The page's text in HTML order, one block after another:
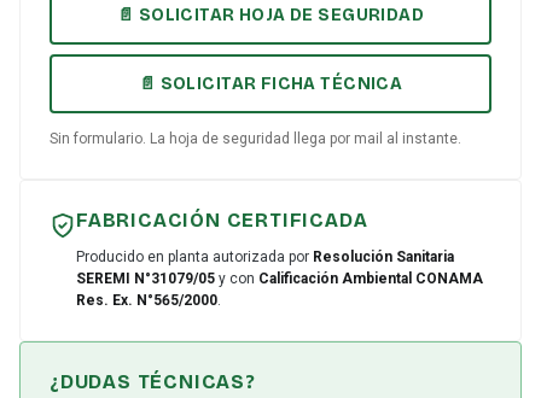
📄 SOLICITAR HOJA DE SEGURIDAD
📄 SOLICITAR FICHA TÉCNICA
Sin formulario. La hoja de seguridad llega por mail al instante.
FABRICACIÓN CERTIFICADA
Producido en planta autorizada por Resolución Sanitaria
SEREMI N°31079/05 y con Calificación Ambiental CONAMA
Res. Ex. N°565/2000.
¿DUDAS TÉCNICAS?